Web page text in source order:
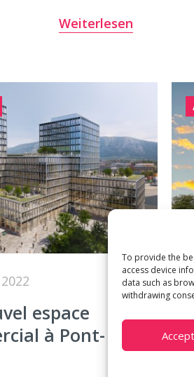
To provide the
access device
data such as
withdrawing
Accept
Weiterlesen
espace
à Pont-